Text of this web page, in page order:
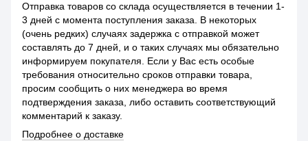
Отправка товаров со склада осуществляется в течении 1-
3 дней с момента поступления заказа. В некоторых
(очень редких) случаях задержка с отправкой может
составлять до 7 дней, и о таких случаях мы обязательно
информируем покупателя. Если у Вас есть особые
требования относительно сроков отправки товара,
просим сообщить о них менеджера во время
подтверждения заказа, либо оставить соответствующий
комментарий к заказу.
Подробнее о доставке